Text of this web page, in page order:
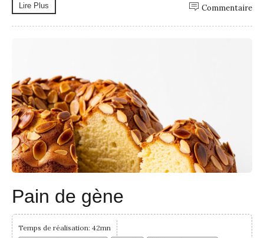
Lire Plus Commentaire
Pain de gène
Temps de réalisation: 42mn